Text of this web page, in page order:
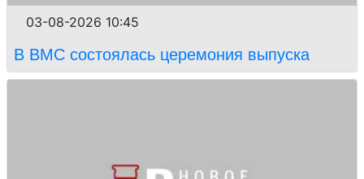
03-08-2026 10:45
В ВМС состоялась церемония выпуска